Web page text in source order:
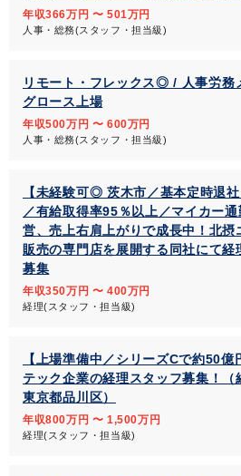
年収366万円 〜 501万円
人事・総務(スタッフ・担当級)
リモート・フレックス◎ / 人事労務
グロース上場
年収500万円 〜 600万円
人事・総務(スタッフ・担当級)
【未経験可◎ 茨木市／基本定時退
／有給取得率95％以上／マイカー
営、売上右肩上がりで成長中！北摂
販売の専門店を展開する同社にて
募集
年収350万円 〜 400万円
経理(スタッフ・担当級)
【上場準備中／シリーズCで約50
テック企業の経理スタッフ募集！（
東京都品川区）
年収800万円 〜 1,500万円
経理(スタッフ・担当級)